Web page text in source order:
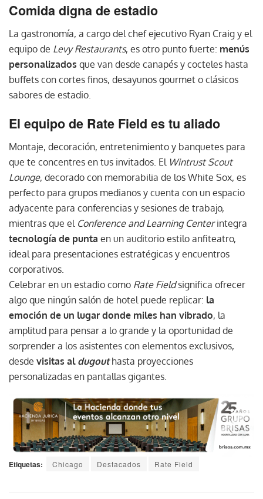
Comida digna de estadio
La gastronomía, a cargo del chef ejecutivo Ryan Craig y el
equipo de Levy Restaurants, es otro punto fuerte: menús
personalizados que van desde canapés y cocteles hasta
buffets con cortes finos, desayunos gourmet o clásicos
sabores de estadio.
El equipo de Rate Field es tu aliado
Montaje, decoración, entretenimiento y banquetes para
que te concentres en tus invitados. El Wintrust Scout
Lounge, decorado con memorabilia de los White Sox, es
perfecto para grupos medianos y cuenta con un espacio
adyacente para conferencias y sesiones de trabajo,
mientras que el Conference and Learning Centerintegra
tecnología de punta en un auditorio estilo anfiteatro,
ideal para presentaciones estratégicas y encuentros
corporativos.
Celebrar en un estadio como Rate Fieldsignifica ofrecer
algo que ningún salón de hotel puede replicar: la
emoción de un lugar donde miles han vibrado, la
amplitud para pensar a lo grande y la oportunidad de
sorprender a los asistentes con elementos exclusivos,
desde visitas al dugouthasta proyecciones
personalizadas en pantallas gigantes.
Etiquetas: Chicago Destacados Rate Field